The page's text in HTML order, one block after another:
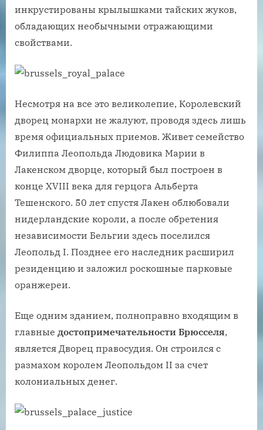
инкрустированы крылышками тайских жуков,
обладающих необычными отражающими
свойствами.
Несмотря на все это великолепие, Королевский
дворец монархи не жалуют, проводя здесь лишь
время официальных приемов. Живет семейство
Филиппа Леопольда Людовика Марии в
Лакенском дворце, который был построен в
конце XVIII века для герцога Альберта
Тешенского. 50 лет спустя Лакен облюбовали
нидерландские короли, а после обретения
независимости Бельгии здесь поселился
Леопольд I. Позднее его наследник расширил
резиденцию и заложил роскошные парковые
оранжереи.
Еще одним зданием, полноправно входящим в
главные достопримечательности Брюсселя,
является Дворец правосудия. Он строился с
размахом королем Леопольдом II за счет
колониальных денег.